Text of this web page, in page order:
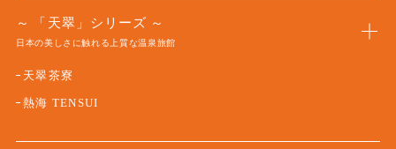
「天翠」シリーズ
日本の美しさに触れる上質な温泉旅館
天翠茶寮
熱海 TENSUI